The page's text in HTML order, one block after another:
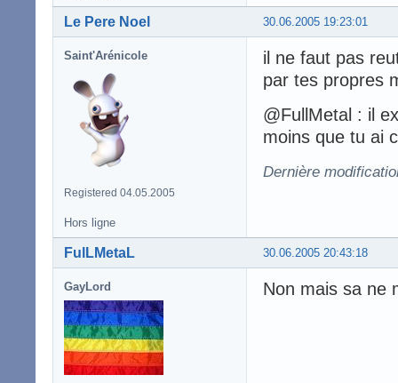
30.06.2005 19:23:01
Le Pere Noel
Saint'Arénicole
Registered 04.05.2005
il ne faut pas
par tes propres
@FullMetal : il
moins que tu ai
Dernière
Hors ligne
30.06.2005 20:43:18
FulLMetaL
GayLord Non mais sa ne